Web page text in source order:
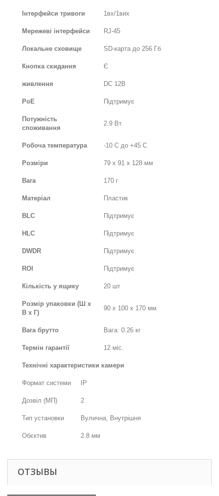
Інтерфейси тривоги 1вх/1вих
Мережеві інтерфейси RJ-45
Локальне сховище SD-карта до 256 Гб
Кнопка скидання Є
живлення DC 12В
PoE Підтримує
Потужність
споживання
2.9 Вт
Робоча температура -10 C до +45 C
Розміри 79 х 91 х 128 мм
Вага 170 г
Матеріал Пластик
BLC Підтримує
HLC Підтримує
DWDR Підтримує
ROI Підтримує
Кількість у ящику 20 шт
Розмір упаковки (Ш х
В х Г)
90 x 100 x 170 мм
Вага брутто Вага: 0.26 кг
Термін гарантії 12 міс.
Технічні характеристики камери
Формат системи IP
Дозвіл (МП) 2
Тип установки Вулична, Внутрішня
Обєктив 2.8 мм
ОТЗЫВЫ